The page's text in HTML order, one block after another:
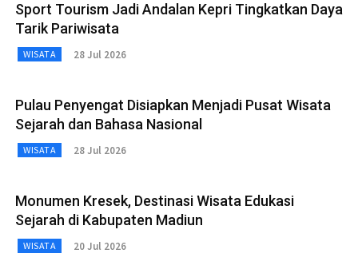
Sport Tourism Jadi Andalan Kepri Tingkatkan Daya
Tarik Pariwisata
WISATA 28 Jul 2026
Pulau Penyengat Disiapkan Menjadi Pusat Wisata
Sejarah dan Bahasa Nasional
WISATA 28 Jul 2026
Monumen Kresek, Destinasi Wisata Edukasi
Sejarah di Kabupaten Madiun
WISATA 20 Jul 2026